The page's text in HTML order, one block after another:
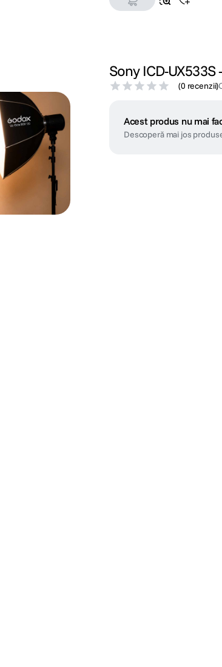
Sony ICD-
(0 recenzii)
Acest produs nu mai
Descoperă mai jos